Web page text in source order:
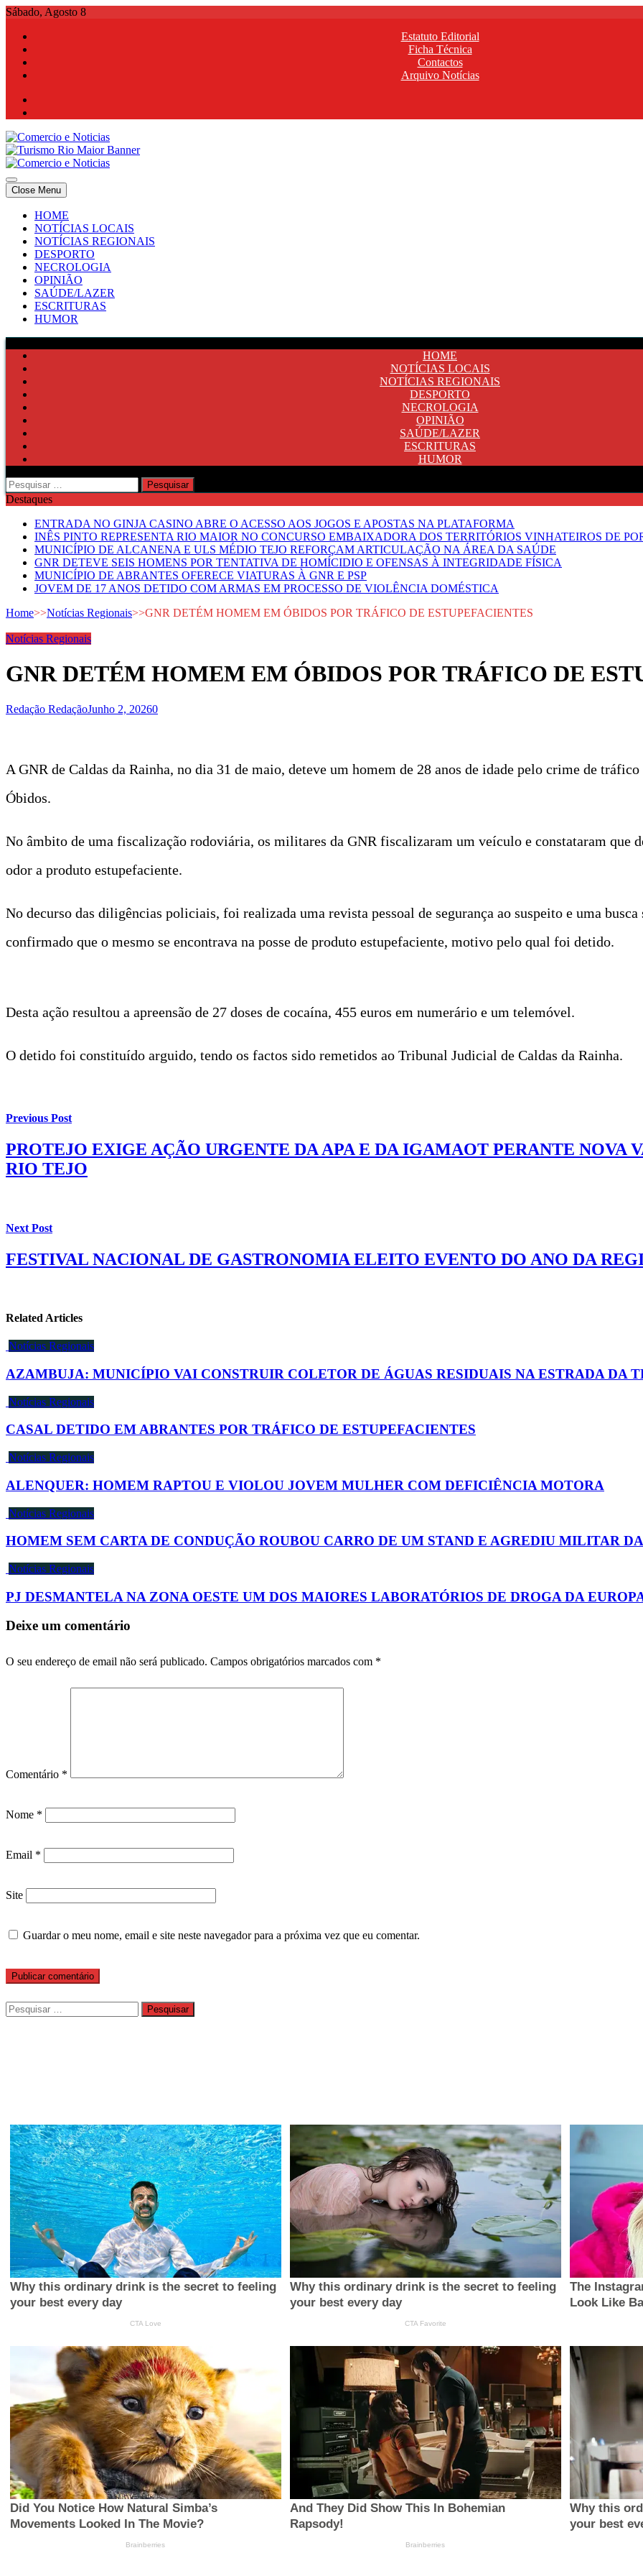
Skip
content
Sábado, Agosto 8
Estatuto Editorial
Ficha Técnica
Contactos
Arquivo Notícias
Comercio e Noticias
Notícias e Publicidade Online
Comercio e Noticias
Notícias e Publicidade Online
Close Menu
HOME
NOTÍCIAS LOCAIS
NOTÍCIAS REGIONAIS
DESPORTO
NECROLOGIA
OPINIÃO
SAÚDE/LAZER
ESCRITURAS
HUMOR
HOME
NOTÍCIAS LOCAIS
NOTÍCIAS REGIONAIS
DESPORTO
NECROLOGIA
OPINIÃO
SAÚDE/LAZER
ESCRITURAS
HUMOR
Pesquisar
por:
Destaques
ENTRADA NO GINJA CASINO ABRE O ACESSO AOS JOGOS E APOSTAS NA PLATAFORMA
INÊS PINTO REPRESENTA RIO MAIOR NO CONCURSO EMBAIXADORA DOS TERRITÓRIOS VINHATEIROS DE
MUNICÍPIO DE ALCANENA E ULS MÉDIO TEJO REFORÇAM ARTICULAÇÃO NA ÁREA DA SAÚDE
GNR DETEVE SEIS HOMENS POR TENTATIVA DE HOMÍCIDIO E OFENSAS À INTEGRIDADE FÍSICA
MUNICÍPIO DE ABRANTES OFERECE VIATURAS À GNR E PSP
JOVEM DE 17 ANOS DETIDO COM ARMAS EM PROCESSO DE VIOLÊNCIA DOMÉSTICA
Home>>Notícias Regionais>>GNR DETÉM HOMEM EM ÓBIDOS POR TRÁFICO DE ESTUPEFACIENTES
Notícias Regionais
GNR DETÉM HOMEM EM ÓBIDOS POR TRÁFICO DE
Redação RedaçãoJunho 2, 20260
A GNR de Caldas da Rainha, no dia 31 de maio, deteve um homem de 28 anos de idade pelo crime de
Óbidos.
No âmbito de uma fiscalização rodoviária, os militares da GNR fiscalizaram um veículo e constataram que
odor a produto estupefaciente.
No decurso das diligências policiais, foi realizada uma revista pessoal de segurança ao suspeito e uma
confirmado que o mesmo se encontrava na posse de produto estupefaciente, motivo pelo qual foi detido.
Desta ação resultou a apreensão de 27 doses de cocaína, 455 euros em numerário e um telemóvel.
O detido foi constituído arguido, tendo os factos sido remetidos ao Tribunal Judicial de Caldas da Rainha.
Previous Post
PROTEJO EXIGE AÇÃO URGENTE DA APA E DA IGAMAOT PERANTE NOVA
RIO TEJO
Next Post
FESTIVAL NACIONAL DE GASTRONOMIA ELEITO EVENTO DO ANO DA
Related Articles
Notícias Regionais
AZAMBUJA: MUNICÍPIO VAI CONSTRUIR COLETOR DE ÁGUAS RESIDUAIS NA ESTRADA DA
Notícias Regionais
CASAL DETIDO EM ABRANTES POR TRÁFICO DE ESTUPEFACIENTES
Notícias Regionais
ALENQUER: HOMEM RAPTOU E VIOLOU JOVEM MULHER COM DEFICIÊNCIA MOTORA
Notícias Regionais
HOMEM SEM CARTA DE CONDUÇÃO ROUBOU CARRO DE UM STAND E AGREDIU MILITAR
Notícias Regionais
PJ DESMANTELA NA ZONA OESTE UM DOS MAIORES LABORATÓRIOS DE DROGA DA
Deixe um comentário
O seu endereço de email não será publicado. Campos obrigatórios marcados com *
Comentário *
Nome *
Email *
Site
Guardar o meu nome, email e site neste navegador para a próxima vez que eu comentar.
Pesquisar
por: